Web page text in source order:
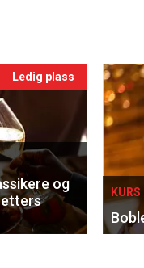
Ledig plass
og